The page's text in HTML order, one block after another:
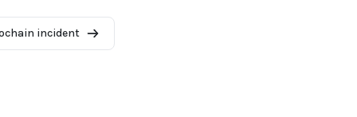
incident